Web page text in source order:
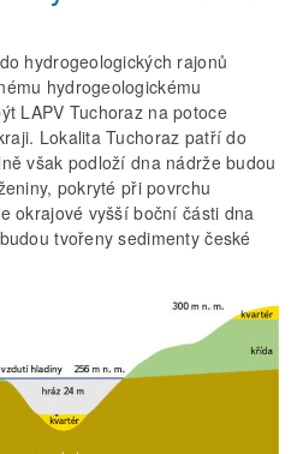
hydrogeologických rajonů
hydrogeologickému
LAPV Tuchoraz na potoce
Lokalita Tuchoraz patří do
však podloží dna nádrže budou
pokryté při povrchu
okrajové vyšší boční části dna
tvořeny sedimenty české